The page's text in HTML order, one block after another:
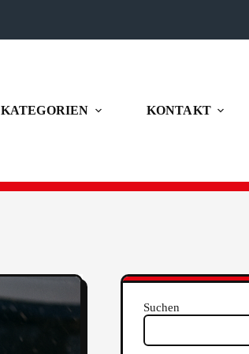
KATEGORIEN KONTAKT
Suchen